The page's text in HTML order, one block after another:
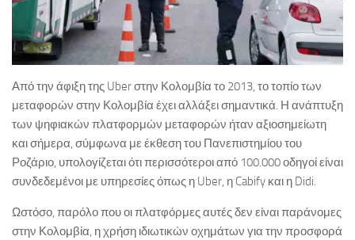
Από την άφιξη της Uber στην Κολομβία το 2013, το τοπίο των
μεταφορών στην Κολομβία έχει αλλάξει σημαντικά. Η ανάπτυξη
των ψηφιακών πλατφορμών μεταφορών ήταν αξιοσημείωτη
και σήμερα, σύμφωνα με έκθεση του Πανεπιστημίου του
Ροζάριο, υπολογίζεται ότι περισσότεροι από 100.000 οδηγοί είναι
συνδεδεμένοι με υπηρεσίες όπως η Uber, η Cabify και η Didi.
Ωστόσο, παρόλο που οι πλατφόρμες αυτές δεν είναι παράνομες
στην Κολομβία, η χρήση ιδιωτικών οχημάτων για την προσφορά